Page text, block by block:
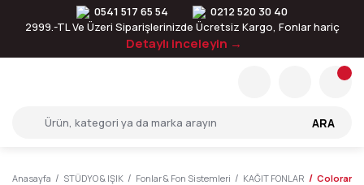
0541 517 65 54
0212 520 30 40
2999.-TL Ve Üzeri Siparişlerinizde Ücretsiz Kargo, Fonlar hariç
Detaylı inceleyin →
ARA
Anasayfa STÜDYO & IŞIK Fonlar & Fon Sistemleri KAĞIT FONLAR Colorama